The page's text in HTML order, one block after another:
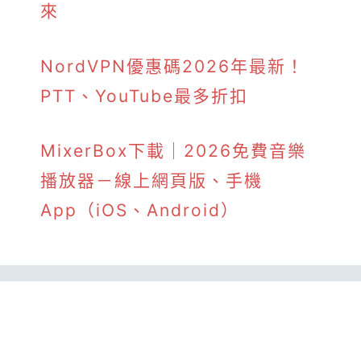
來
NordVPN優惠碼2026年最新！
PTT、YouTube最多折扣
MixerBox下載｜2026免費音樂
播放器－線上網頁版、手機
App（iOS、Android）